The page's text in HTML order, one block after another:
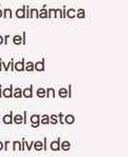
dinámica
el
en el
gasto
nivel de